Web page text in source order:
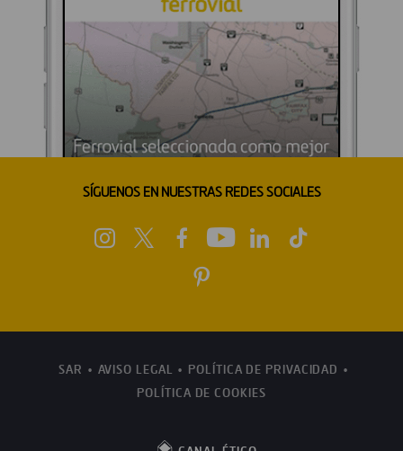
SÍGUENOS EN NUESTRAS REDES SOCIALES
SAR AVISO LEGAL
POLÍTICA DE PRIVACIDAD
POLÍTICA DE COOKIES